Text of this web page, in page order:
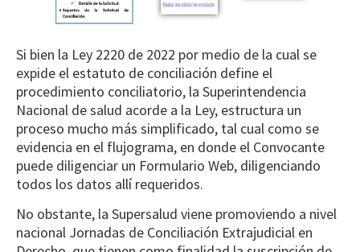
Si bien la Ley 2220 de 2022 por medio de la cual se
expide el estatuto de conciliación define el
procedimiento conciliatorio, la Superintendencia
Nacional de salud acorde a la Ley, estructura un
proceso mucho más simplificado, tal cual como se
evidencia en el flujograma, en donde el Convocante
puede diligenciar un Formulario Web, diligenciando
todos los datos allí requeridos.
No obstante, la Supersalud viene promoviendo a nivel
nacional Jornadas de Conciliación Extrajudicial en